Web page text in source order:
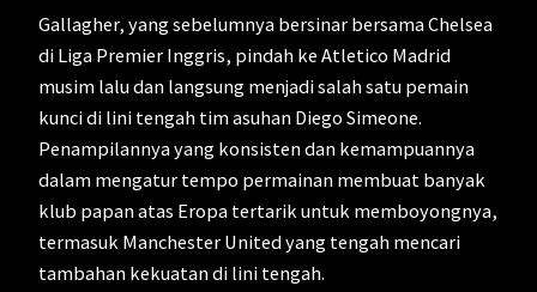
Gallagher, yang sebelumnya bersinar bersama Chelsea
di Liga Premier Inggris, pindah ke Atletico Madrid
musim lalu dan langsung menjadi salah satu pemain
kunci di lini tengah tim asuhan Diego Simeone.
Penampilannya yang konsisten dan kemampuannya
dalam mengatur tempo permainan membuat banyak
klub papan atas Eropa tertarik untuk memboyongnya,
termasuk Manchester United yang tengah mencari
tambahan kekuatan di lini tengah.